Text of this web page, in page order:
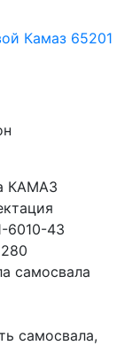
Камаз 65201
КАМАЗ
6010-43
самосвала
самосвала,